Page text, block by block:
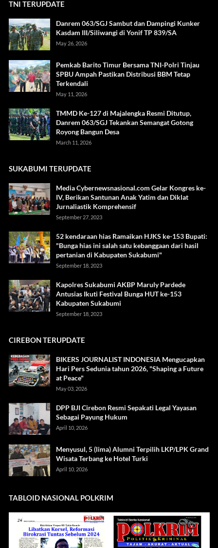
TNI TERUPDATE
Danrem 063/SGJ Sambut dan Dampingi Kunker
Kasdam III/Siliwangi di Yonif TP 839/SA
May 26, 2026
Pemkab Barito Timur Bersama TNI-Polri Tinjau
SPBU Ampah Pastikan Distribusi BBM Tetap
Terkendali
May 11, 2026
TMMD Ke-127 di Majalengka Resmi Ditutup,
Danrem 063/SGJ Tekankan Semangat Gotong
Royong Bangun Desa
March 11, 2026
SUKABUMI TERUPDATE
Media Cybernewsnasional.com Gelar Kongres ke-
IV, Berikan Santunan Anak Yatim dan Diklat
Jurnaliastik Komprehensif
September 27, 2023
52 kendaraan hias Ramaikan HJKS ke-153 Bupati:
"Bunga hias ini salah satu kebanggaan dari hasil
pertanian di Kabupaten Sukabumi"
September 18, 2023
Kapolres Sukabumi AKBP Maruly Pardede
Antusias Ikuti Festival Bunga HUT ke-153
Kabupaten Sukabumi
September 18, 2023
CIREBON TERUPDATE
BIKERS JOURNALIST INDONESIA Mengucapkan
Hari Pers Sedunia tahun 2026, "Shaping a Future
at Peace"
May 03, 2026
DPP BJI Cirebon Resmi Sepakati Legal Yayasan
Sebagai Payung Hukum
April 10, 2026
Menyusul, 5 (lima) Alumni Terpilih LKP/LPK Grand
Wisata Terbang ke Hotel Turki
April 10, 2026
TABLOID NASIONAL POLKRIM